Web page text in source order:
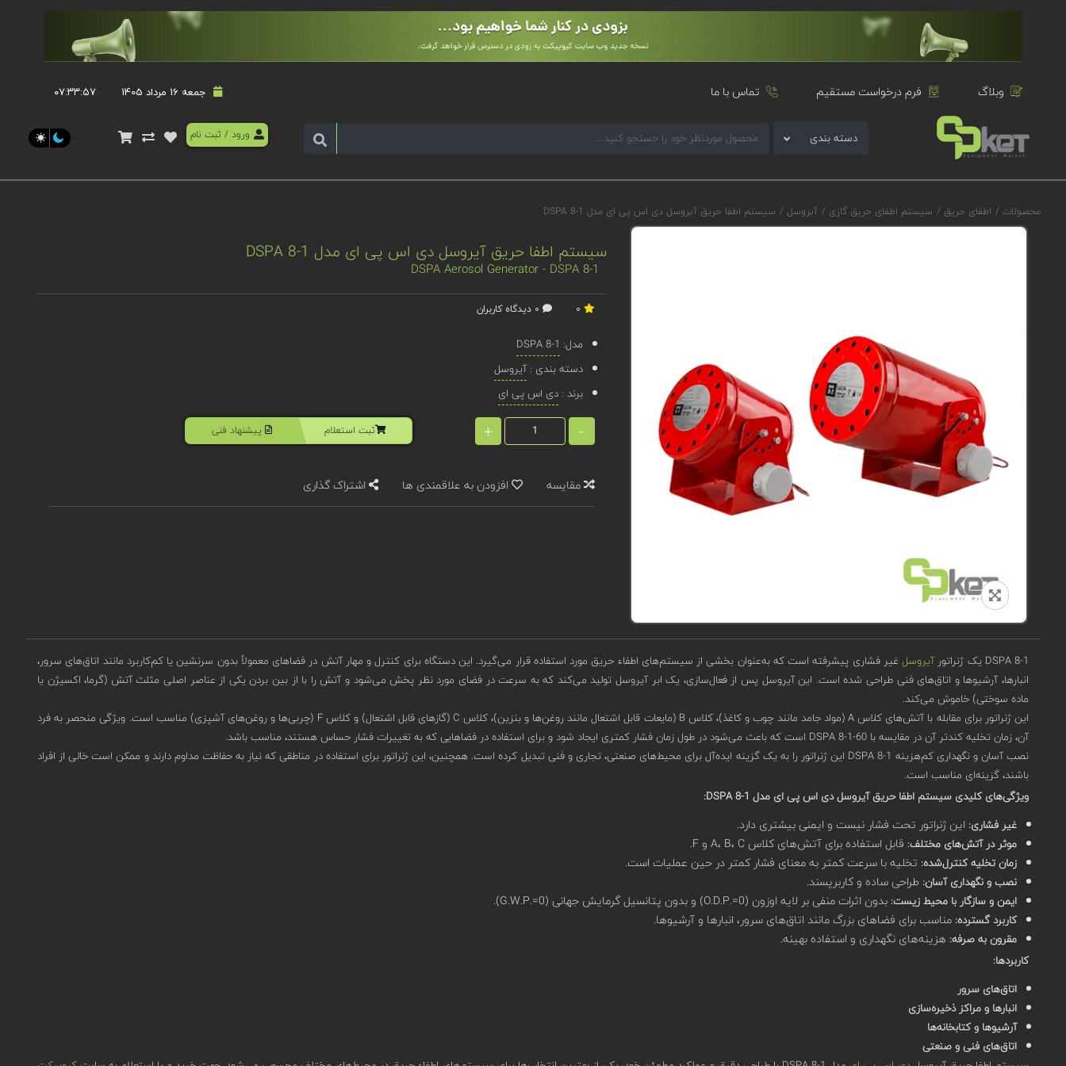
وبلاگ فرم درخواست مستقیم تماس با ما جمعه 16 مرداد 1405 ۰۷:۳۳:۵۸
دسته بندی ورود / ثبت نام
محصولات / اطفای حریق / سیستم اطفای حریق گازی / آیروسل / سیستم اطفا حریق آیروسل دی اس پی ای مدل 1-DSPA 8
سیستم اطفا حریق آیروسل دی اس پی ای مدل 1-DSPA 8
DSPA Aerosol Generator - DSPA 8-1
مدل: 1-DSPA 8
دسته بندی :آیروسل
برند :دی اس پی ای
-
+ ثبت استعلام پیشنهاد فنی
مقایسه افزودن به علاقمندی ها اشتراک گذاری
DSPA 8-1 یک ژنراتور آیروسل غیر فشاری پیشرفته است که به‌عنوان بخشی از سیستم‌های اطفاء حریق مورد استفاده قرار می‌گیرد. این دستگاه برای کنترل و مهار آتش در فضاهای معمولاً بدون سرنشین یا کم‌کاربرد مانند اتاق‌های سرور،
انبارها، آرشیوها و اتاق‌های فنی طراحی شده است. این آیروسل پس از فعال‌سازی، یک ابر آیروسل تولید می‌کند که به سرعت در فضای مورد نظر پخش می‌شود و آتش را با از بین بردن یکی از عناصر اصلی مثلث آتش (گرما، اکسیژن یا
ماده سوختی) خاموش می‌کند.
این ژنراتور برای مقابله با آتش‌های کلاس A (مواد جامد مانند چوب و کاغذ)، کلاس B (مایعات قابل اشتعال مانند روغن‌ها و بنزین)، کلاس C (گازهای قابل اشتعال) و کلاس F (چربی‌ها و روغن‌های آشپزی) مناسب است. ویژگی منحصر به فرد
آن، زمان تخلیه کندتر آن در مقایسه با DSPA 8-1-60 است که باعث می‌شود در طول زمان فشار کمتری ایجاد شود و برای استفاده در فضاهایی که به تغییرات فشار حساس هستند، مناسب باشد.
نصب آسان و نگهداری کم‌هزینه DSPA 8-1 این ژنراتور را به یک گزینه ایده‌آل برای محیط‌های صنعتی، تجاری و فنی تبدیل کرده است. همچنین، این ژنراتور برای استفاده در مناطقی که نیاز به حفاظت مداوم دارند و ممکن است خالی از افراد
باشند، گزینه‌ای مناسب است.
ویژگی‌های کلیدی سیستم اطفا حریق آیروسل دی اس پی ای مدل 1-DSPA 8:
غیر فشاری: این ژنراتور تحت فشار نیست و ایمنی بیشتری دارد.
موثر در آتش‌های مختلف: قابل استفاده برای آتش‌های کلاس A، B، C و F.
زمان تخلیه کنترل‌شده: تخلیه با سرعت کمتر به معنای فشار کمتر در حین عملیات است.
نصب و نگهداری آسان: طراحی ساده و کاربرپسند.
ایمن و سازگار با محیط زیست: بدون اثرات منفی بر لایه اوزون (O.D.P.=0) و بدون پتانسیل گرمایش جهانی (G.W.P.=0).
کاربرد گسترده: مناسب برای فضاهای بزرگ مانند اتاق‌های سرور، انبارها و آرشیوها.
مقرون به صرفه: هزینه‌های نگهداری و استفاده بهینه.
کاربردها:
اتاق‌های سرور
انبارها و مراکز ذخیره‌سازی
آرشیوها و کتابخانه‌ها
اتاق‌های فنی و صنعتی